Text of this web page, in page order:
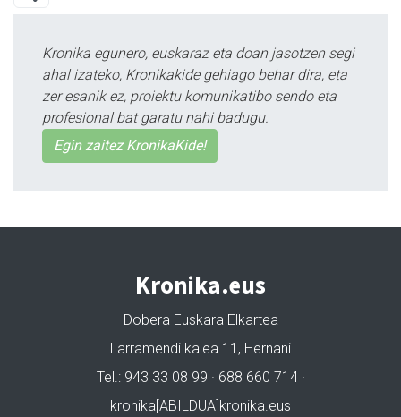
Kronika egunero, euskaraz eta doan jasotzen segi
ahal izateko, Kronikakide gehiago behar dira, eta
zer esanik ez, proiektu komunikatibo sendo eta
profesional bat garatu nahi badugu.
Egin zaitez KronikaKide!
Kronika.eus
Dobera Euskara Elkartea
Larramendi kalea 11, Hernani
Tel.: 943 33 08 99 · 688 660 714 ·
kronika[ABILDUA]kronika.eus